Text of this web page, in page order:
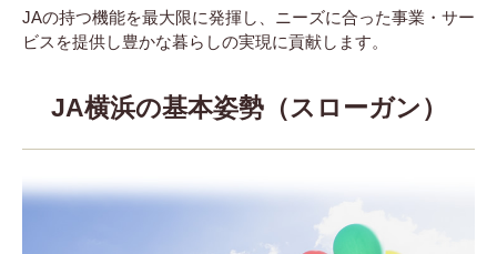
JAの持つ機能を最大限に発揮し、ニーズに合った事業・サー
ビスを提供し豊かな暮らしの実現に貢献します。
JA横浜の基本姿勢（スローガン）